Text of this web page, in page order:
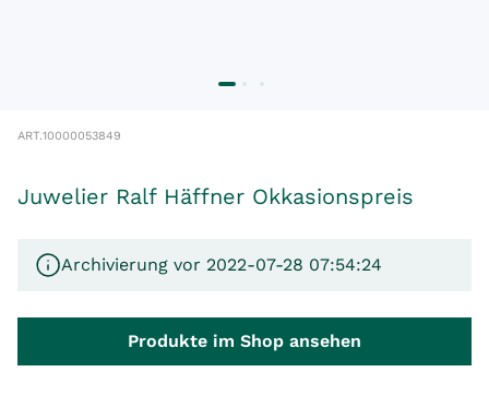
ART.10000053849
Juwelier Ralf Häffner Okkasionspreis
Archivierung vor 2022-07-28 07:54:24
Produkte im Shop ansehen